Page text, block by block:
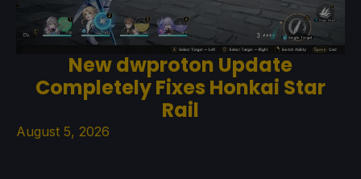
New dwproton Update
Completely Fixes Honkai Star
Rail
August 5, 2026